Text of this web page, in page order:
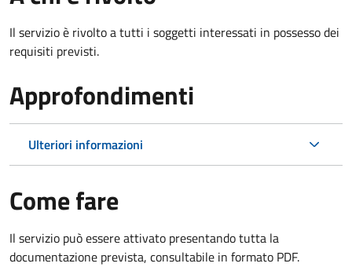
Il servizio è rivolto a tutti i soggetti interessati in possesso dei
requisiti previsti.
Approfondimenti
Ulteriori informazioni
Come fare
Il servizio può essere attivato presentando tutta la
documentazione prevista, consultabile in formato PDF.